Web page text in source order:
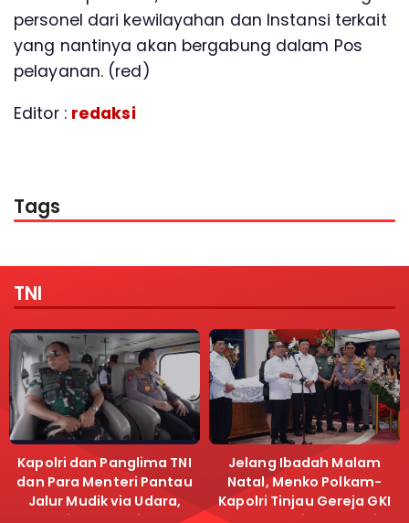
personel dari kewilayahan dan Instansi terkait
yang nantinya akan bergabung dalam Pos
pelayanan. (red)
Editor : redaksi
Tags
TNI
Kapolri dan Panglima TNI
dan Para Menteri Pantau
Jalur Mudik via Udara,
Jelang Ibadah Malam
Natal, Menko Polkam-
Kapolri Tinjau Gereja GKI